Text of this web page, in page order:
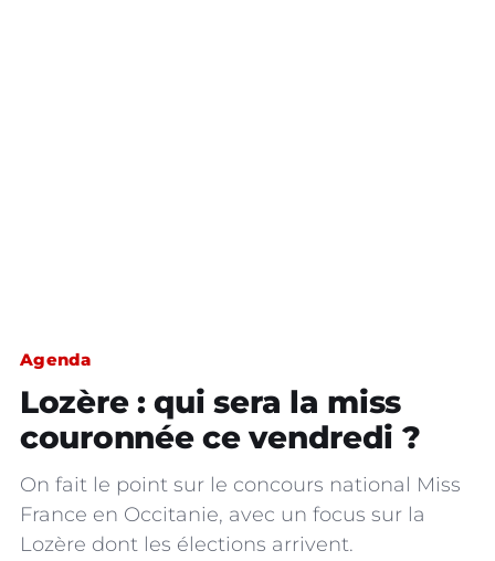
Agenda
Lozère : qui sera la miss
couronnée ce vendredi ?
On fait le point sur le concours national Miss
France en Occitanie, avec un focus sur la
Lozère dont les élections arrivent.